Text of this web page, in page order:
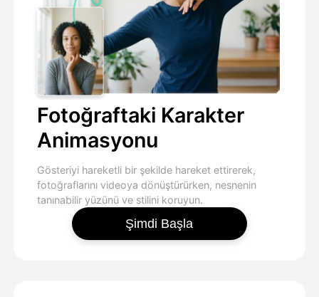
Fotoğraftaki Karakter
Animasyonu
Gösteriyi hareketli bir şekilde hareket ettirerek,
fotoğraflarını videoya dönüştürürken, nesnenin
tanınabilir yüzünü ve stilini koruyun.
Şimdi Başla